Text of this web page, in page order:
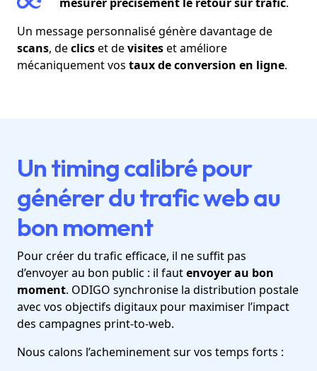
Un message personnalisé génère davantage de
scans, declicset devisiteset améliore
mécaniquement vos taux de conversion en ligne.
Un timing calibré pour
générer du trafic web au
bon moment
Pour créer du trafic efficace, il ne suffit pas
d’envoyer au bon public : il fautenvoyer au bon
moment. ODIGO synchronise la distribution postale
avec vos objectifs digitaux pour maximiser l’impact
des campagnes print-to-web.
Nous calons l’acheminement sur vos temps forts :